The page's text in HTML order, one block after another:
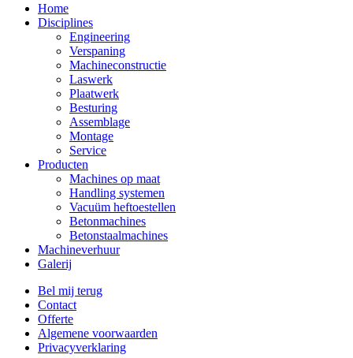
Home
Disciplines
Engineering
Verspaning
Machineconstructie
Laswerk
Plaatwerk
Besturing
Assemblage
Montage
Service
Producten
Machines op maat
Handling systemen
Vacuüm heftoestellen
Betonmachines
Betonstaalmachines
Machineverhuur
Galerij
Bel mij terug
Contact
Offerte
Algemene voorwaarden
Privacyverklaring